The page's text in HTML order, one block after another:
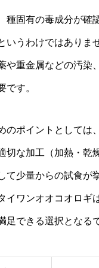
種固有の毒成分が確
いうわけではありま
や重金属などの汚染
です。
のポイントとしては
切な加工（加熱・乾
て少量からの試食が
イワンオオコオロギ
足できる選択となる